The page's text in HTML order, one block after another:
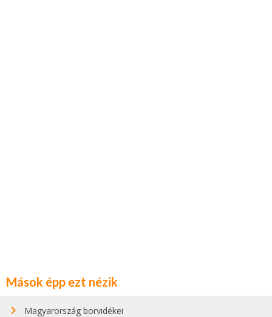
Mások épp ezt nézik
Magyarország borvidékei